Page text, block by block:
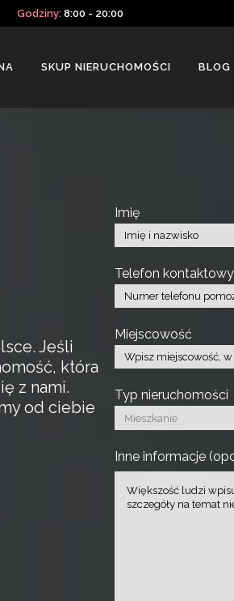
Godziny: 8:00 - 20:00
SKUP NIERUCHOMOŚCI BLOG
Jeśli
która
z nami.
od ciebie
Imię
Telefon kontaktowy
Miejscowość
Typ nieruchomości
Inne informacje